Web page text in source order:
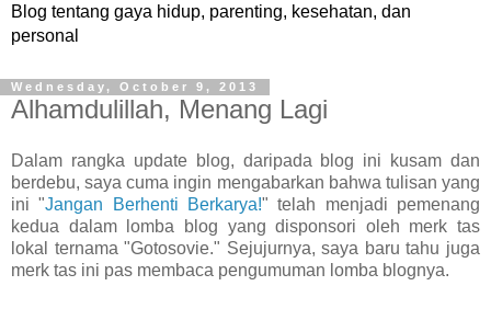
Blog tentang gaya hidup, parenting, kesehatan, dan
personal
Wednesday, October 9, 2013
Alhamdulillah, Menang Lagi
Dalam rangka update blog, daripada blog ini kusam dan
berdebu, saya cuma ingin mengabarkan bahwa tulisan yang
ini "Jangan Berhenti Berkarya!" telah menjadi pemenang
kedua dalam lomba blog yang disponsori oleh merk tas
lokal ternama "Gotosovie." Sejujurnya, saya baru tahu juga
merk tas ini pas membaca pengumuman lomba blognya.